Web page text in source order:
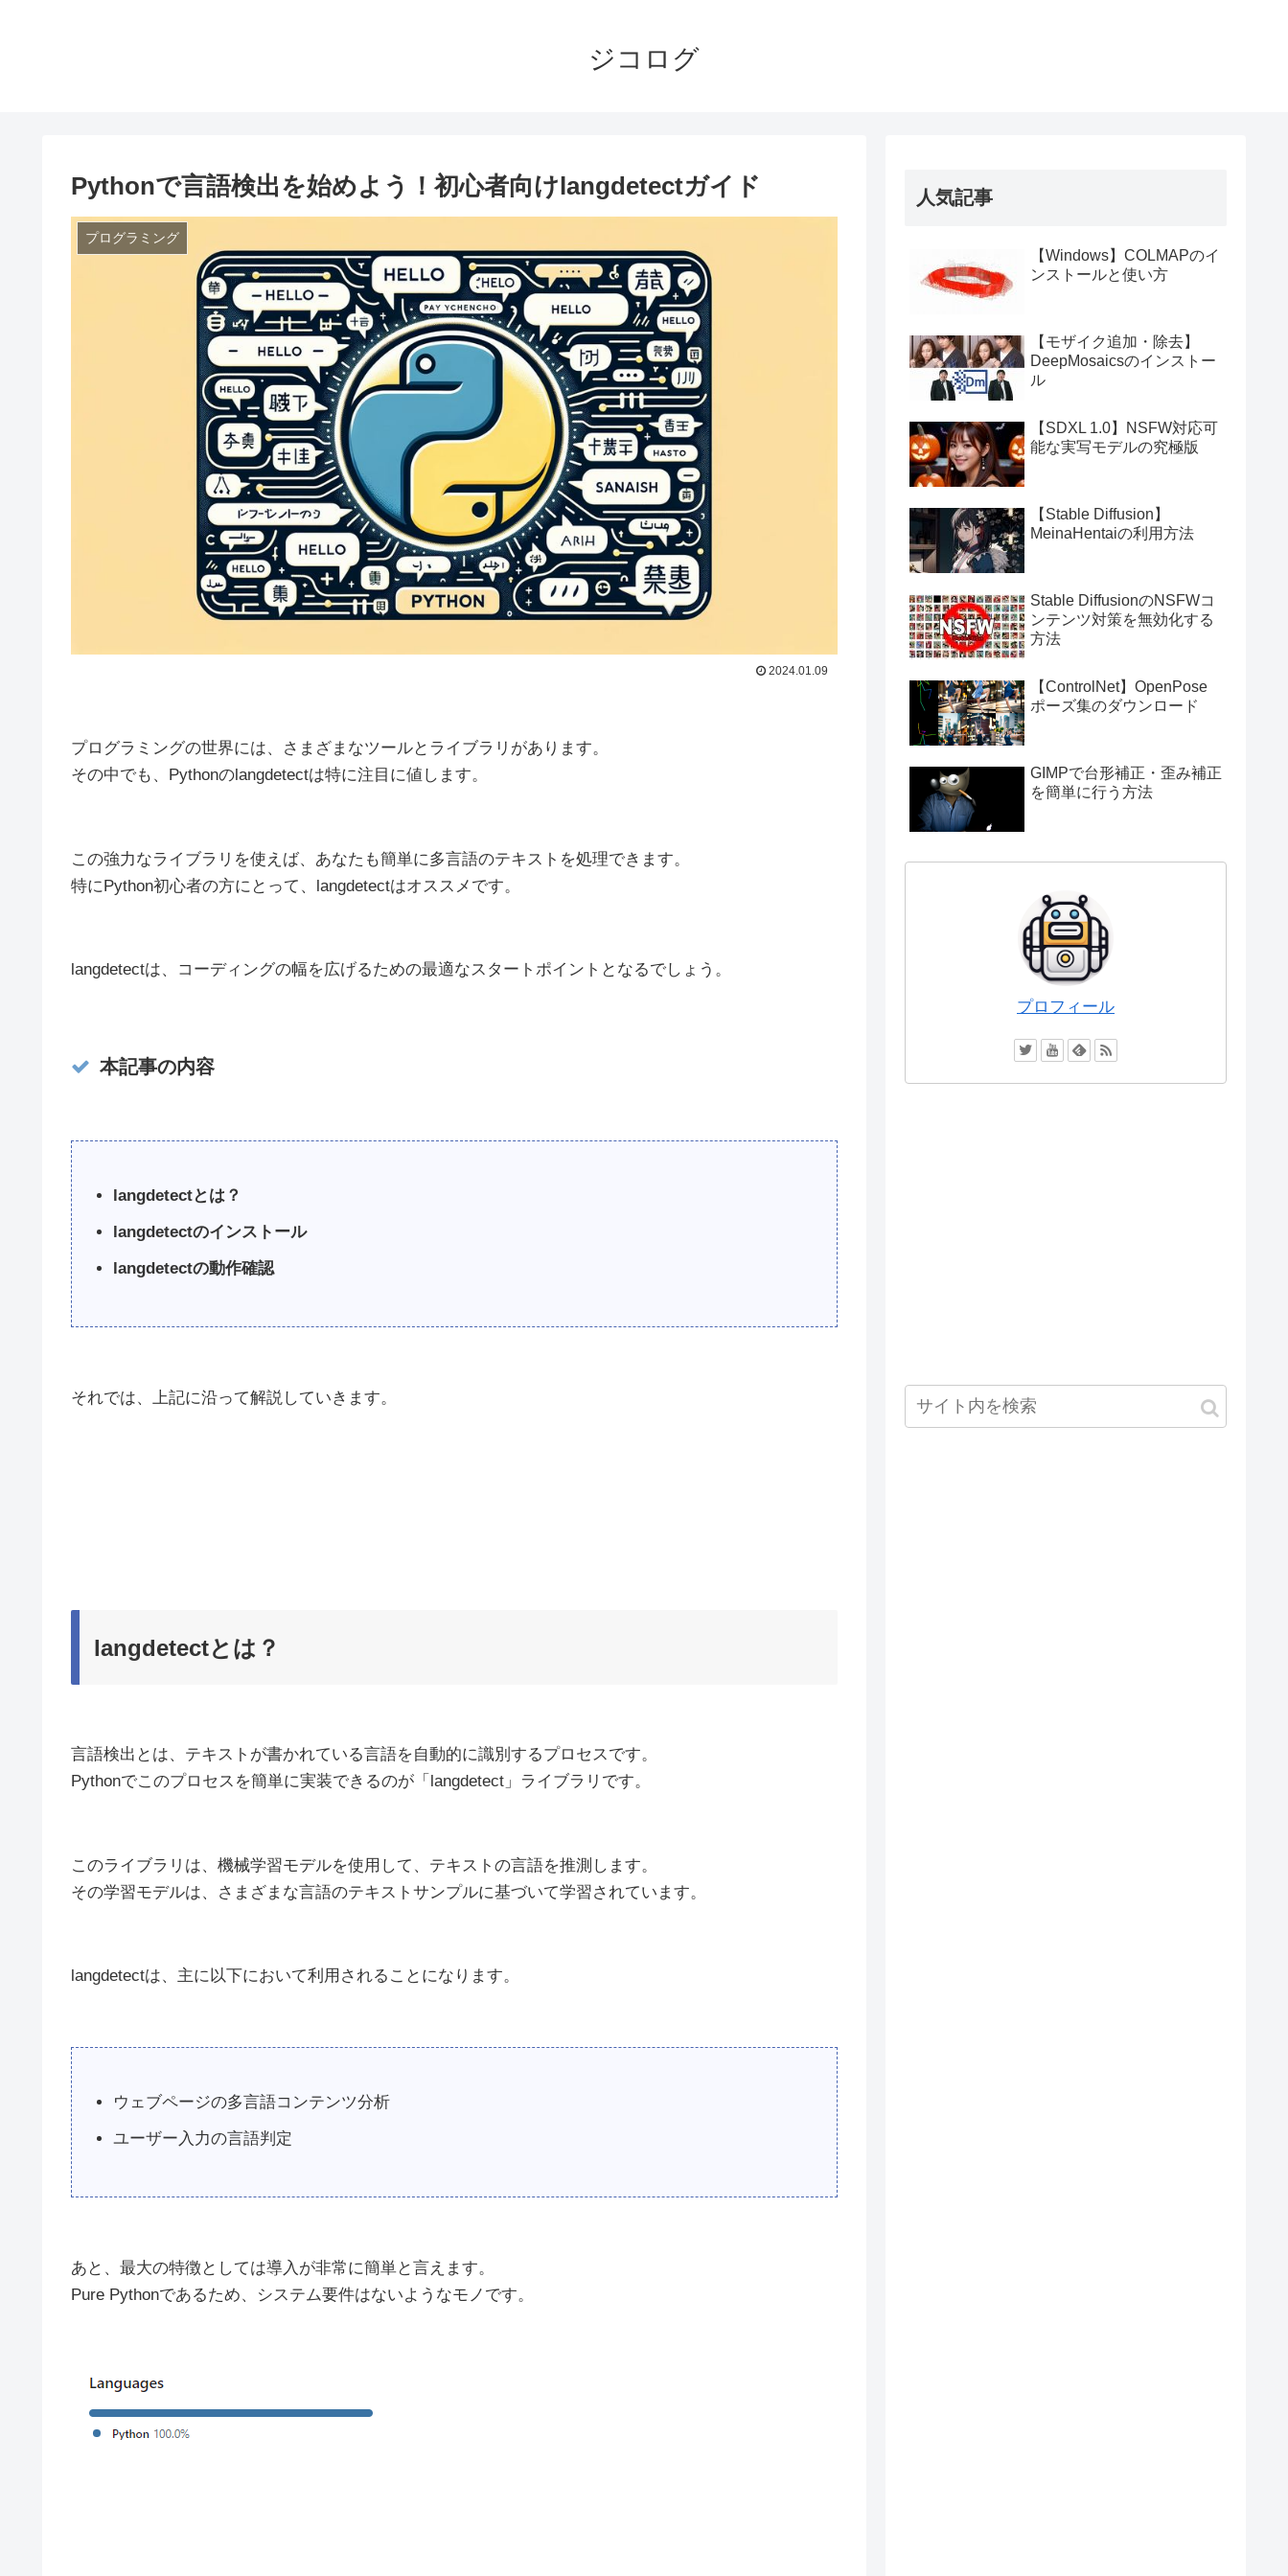
ジコログ
Pythonで言語検出を始めよう！初心者向けlangdetectガイド
プログラミング
2024.01.09
プログラミングの世界には、さまざまなツールとライブラリがあります。
その中でも、Pythonのlangdetectは特に注目に値します。
この強力なライブラリを使えば、あなたも簡単に多言語のテキストを処理できます。
特にPython初心者の方にとって、langdetectはオススメです。
langdetectは、コーディングの幅を広げるための最適なスタートポイントとなるでしょう。
本記事の内容
langdetectとは？
langdetectのインストール
langdetectの動作確認
それでは、上記に沿って解説していきます。
langdetectとは？
言語検出とは、テキストが書かれている言語を自動的に識別するプロセスです。
Pythonでこのプロセスを簡単に実装できるのが「langdetect」ライブラリです。
このライブラリは、機械学習モデルを使用して、テキストの言語を推測します。
その学習モデルは、さまざまな言語のテキストサンプルに基づいて学習されています。
langdetectは、主に以下において利用されることになります。
ウェブページの多言語コンテンツ分析
ユーザー入力の言語判定
あと、最大の特徴としては導入が非常に簡単と言えます。
Pure Pythonであるため、システム要件はないようなモノです。
人気記事
【Windows】COLMAPのイ
ンストールと使い方
【モザイク追加・除去】
DeepMosaicsのインストー
ル
【SDXL 1.0】NSFW対応可
能な実写モデルの究極版
【Stable Diffusion】
MeinaHentaiの利用方法
Stable DiffusionのNSFWコ
ンテンツ対策を無効化する
方法
【ControlNet】OpenPose
ポーズ集のダウンロード
GIMPで台形補正・歪み補正
を簡単に行う方法
プロフィール